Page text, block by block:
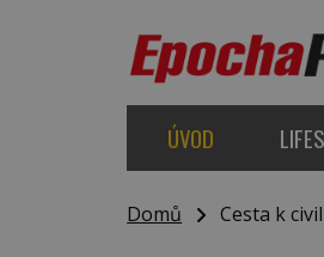
ÚVOD
Domů Cesta k